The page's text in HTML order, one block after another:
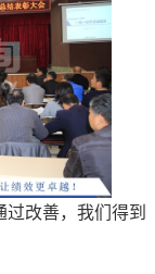
改善，我们得到